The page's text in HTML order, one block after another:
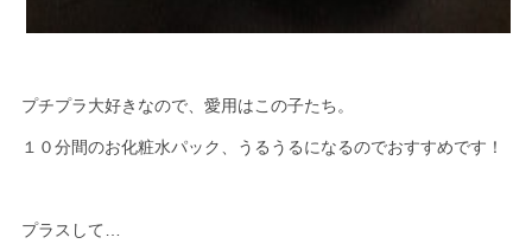
プチプラ大好きなので、愛用はこの子たち。
１０分間のお化粧水パック、うるうるになるのでおすすめです！
プラスして…